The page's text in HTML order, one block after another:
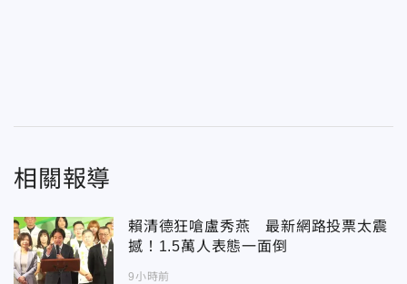
相關報導
賴清德狂嗆盧秀燕 最新網路投票太震
撼！1.5萬人表態一面倒
9小時前